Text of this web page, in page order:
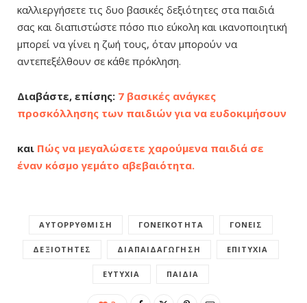
καλλιεργήσετε τις δυο βασικές δεξιότητες στα παιδιά
σας και διαπιστώστε πόσο πιο εύκολη και ικανοποιητική
μπορεί να γίνει η ζωή τους, όταν μπορούν να
αντεπεξέλθουν σε κάθε πρόκληση.
Διαβάστε, επίσης: 7 βασικές ανάγκες
προσκόλλησης των παιδιών για να ευδοκιμήσουν
και Πώς να μεγαλώσετε χαρούμενα παιδιά σε
έναν κόσμο γεμάτο αβεβαιότητα.
ΑΥΤΟΡΡΎΘΜΙΣΗ ΓΟΝΕΪΚΌΤΗΤΑ ΓΟΝΕΊΣ
ΔΕΞΙΌΤΗΤΕΣ ΔΙΑΠΑΙΔΑΓΏΓΗΣΗ ΕΠΙΤΥΧΊΑ
ΕΥΤΥΧΊΑ ΠΑΙΔΙΆ